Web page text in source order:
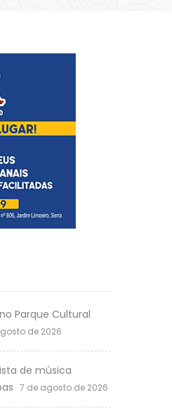
Parque Cultural
de 2026
de música
7 de agosto de 2026